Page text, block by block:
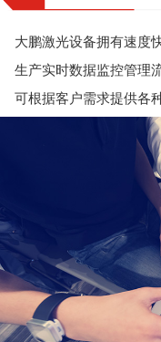
大鹏激光设备拥有速度
生产实时数据监控管理
可根据客户需求提供各